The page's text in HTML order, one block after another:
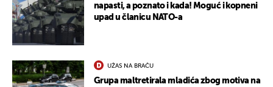
napasti, a poznato i kada! Moguć i kopneni
upad u članicu NATO-a
UŽAS NA BRAČU
Grupa maltretirala mladića zbog motiva na